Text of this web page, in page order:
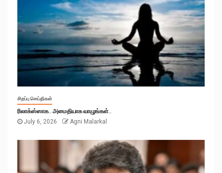
சிறப்பு செய்திகள்
ரிலாக்ஸ்ஸாக.. அமைதியாக வாழுங்கள்..
July 6, 2026
Agni Malarkal